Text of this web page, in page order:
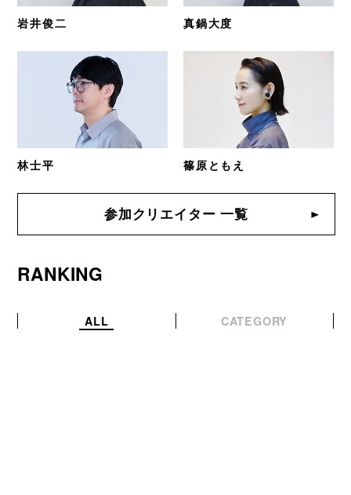
岩井俊二 真鍋大度
林士平 篠原ともえ
参加クリエイター 一覧
RANKING
ALL CATEGORY